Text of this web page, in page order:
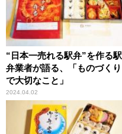
“日本一売れる駅弁”を作る駅
弁業者が語る、「ものづくり
で大切なこと」
2024.04.02